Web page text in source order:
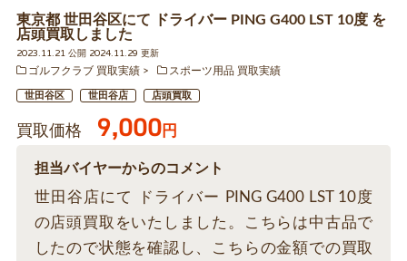
東京都 世田谷区にて ドライバー PING G400 LST 10度 を
店頭買取しました
2023.11.21 公開 2024.11.29 更新
ゴルフクラブ 買取実績
スポーツ用品 買取実績
世田谷区 世田谷店 店頭買取
買取価格 9,000円
担当バイヤーからのコメント
世田谷店にて ドライバー PING G400 LST 10度
の店頭買取をいたしました。こちらは中古品で
したので状態を確認し、こちらの金額での買取